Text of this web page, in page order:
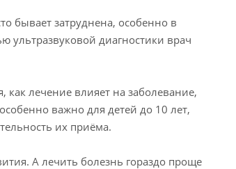
бывает затруднена, особенно в
ультразвуковой диагностики врач
лечение влияет на заболевание,
важно для детей до 10 лет,
их приёма.
А лечить болезнь гораздо проще